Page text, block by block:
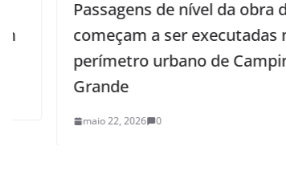
Passagens de nível da obra do VLT
começam a ser executadas no
perímetro urbano de Campina
Grande
maio 22, 2026 0